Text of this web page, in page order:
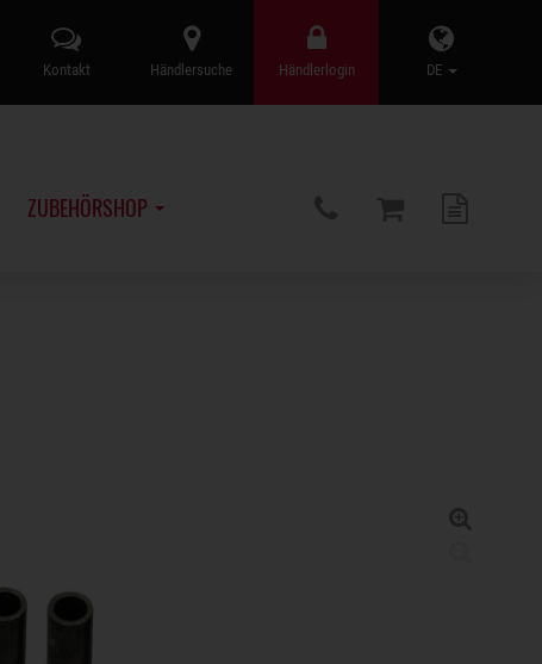
DE
Händlerlogin
Händlersuche
Kontakt
ZUBEHÖRSHOP